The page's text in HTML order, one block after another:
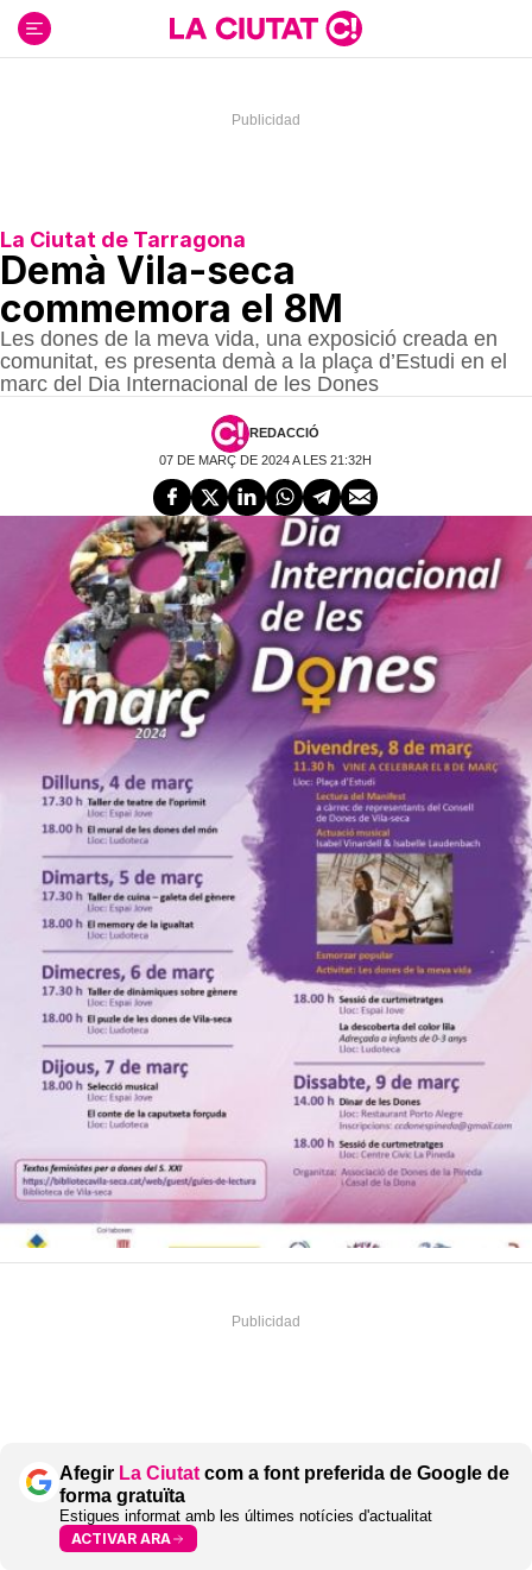
contenido
La Ciutat de Tarragona
Demà Vila-seca
commemora el 8M
Les dones de la meva vida, una exposició creada en
comunitat, es presenta demà a la plaça d’Estudi en el
marc del Dia Internacional de les Dones
REDACCIÓ
07 DE MARÇ DE 2024 A LES 21:32H
Afegir La Ciutatcom a font preferida de Google de
forma gratuïta
Estigues informat amb les últimes notícies d'actualitat
ACTIVAR ARA